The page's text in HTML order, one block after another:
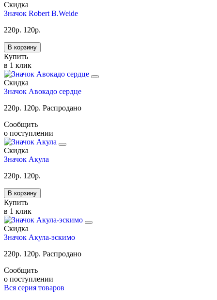
Скидка
Значок Robert B.Weide
220р. 120р.
В корзину
Купить
в 1 клик
Скидка
Значок Авокадо сердце
220р. 120р. Распродано
Сообщить
о поступлении
Скидка
Значок Акула
220р. 120р.
В корзину
Купить
в 1 клик
Скидка
Значок Акула-эскимо
220р. 120р. Распродано
Сообщить
о поступлении
Вся серия товаров